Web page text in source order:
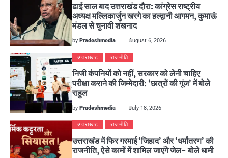
ढाई साल बाद उत्तराखंड दौरा: कांग्रेस राष्ट्रीय
अध्यक्ष मल्लिकार्जुन खरगे का हल्द्वानी आगमन, कुमाऊं
मंडल से चुनावी शंखनाद
byPradeshmedia August 6, 2026
उत्तराखंड राजनीति
निजी कंपनियों को नहीं, सरकार को लेनी चाहिए
परीक्षा कराने की जिम्मेदारी: ‘छात्रों की गूंज’ में बोले
राहुल
byPradeshmedia July 18, 2026
उत्तराखंड राजनीति
उत्तराखंड में फिर गरमाई ‘जिहाद’ और ‘धर्मांतरण’ की
राजनीति, ऐसे कामों में शामिल जाएंगे जेल- बोले धामी